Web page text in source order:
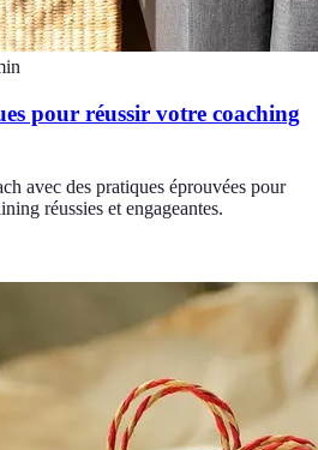
pour réussir votre coaching
avec des pratiques éprouvées pour
réussies et engageantes.